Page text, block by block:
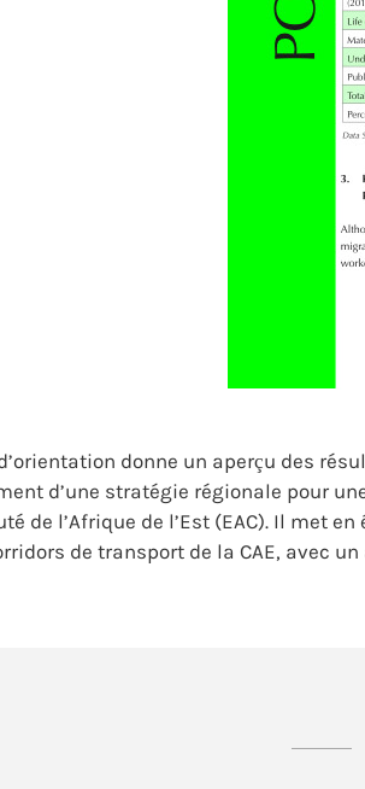
donne un aperçu des
d’une stratégie régionale pour
de l’Afrique de l’Est (EAC). Il met
de transport de la CAE, avec